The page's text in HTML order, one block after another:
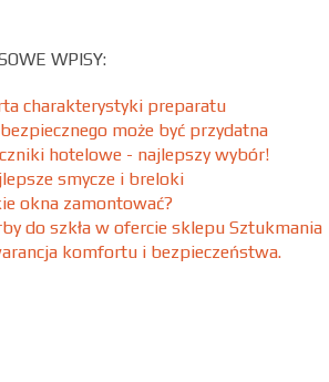
WPISY:
charakterystyki preparatu
może być przydatna
hotelowe - najlepszy wybór!
smycze i breloki
okna zamontować?
do szkła w ofercie sklepu Sztukmania
komfortu i bezpieczeństwa.